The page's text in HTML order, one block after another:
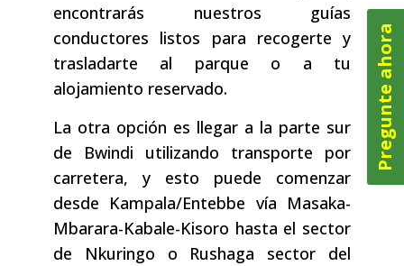
encontrarás nuestros guías
conductores listos para recogerte y
trasladarte al parque o a tu
alojamiento reservado.
La otra opción es llegar a la parte sur
de Bwindi utilizando transporte por
carretera, y esto puede comenzar
desde Kampala/Entebbe vía Masaka-
Mbarara-Kabale-Kisoro hasta el sector
de Nkuringo o Rushaga sector del
Pregunte ahora